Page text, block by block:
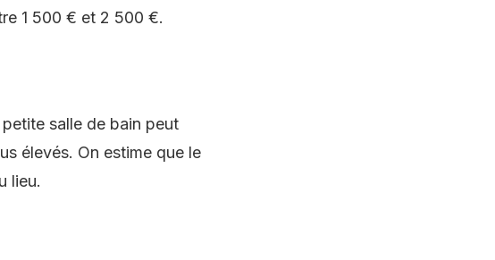
1 500 € et 2 500 €.
salle de bain peut
élevés. On estime que le
lieu.